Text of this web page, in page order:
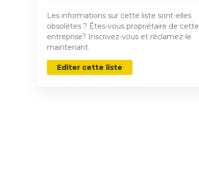
Les informations sur cette liste sont-elles
obsolètes ? Êtes-vous propriétaire de cette
entreprise? Inscrivez-vous et réclamez-le
maintenant.
Editer cette liste